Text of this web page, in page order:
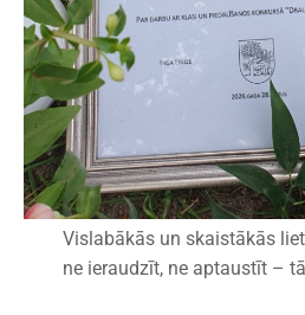
Vislabākās un skaistākās
ne ieraudzīt, ne aptaustīt –